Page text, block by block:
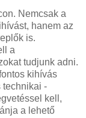
Nemcsak a
hanem az
is.
a
tudjunk adni.
kihívás
technikai -
kell,
a lehető